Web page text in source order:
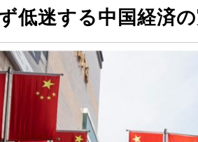
低迷する中国経済